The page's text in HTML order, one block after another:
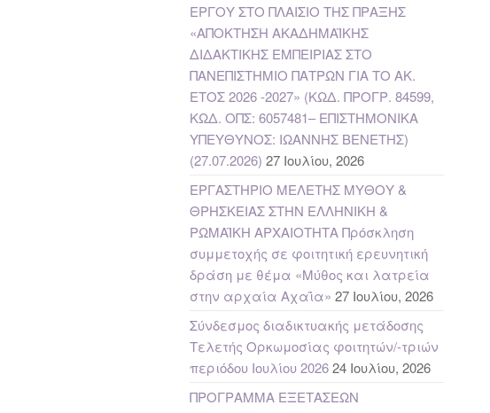
ΕΡΓΟΥ ΣΤΟ ΠΛΑΙΣΙΟ ΤΗΣ ΠΡΑΞΗΣ
«ΑΠΟΚΤΗΣΗ ΑΚΑΔΗΜΑΪΚΗΣ
ΔΙΔΑΚΤΙΚΗΣ ΕΜΠΕΙΡΙΑΣ ΣΤΟ
ΠΑΝΕΠΙΣΤΗΜΙΟ ΠΑΤΡΩΝ ΓΙΑ ΤΟ ΑΚ.
ΕΤΟΣ 2026 -2027» (ΚΩΔ. ΠΡΟΓΡ. 84599,
ΚΩΔ. ΟΠΣ: 6057481– ΕΠΙΣΤΗΜΟΝΙΚΑ
ΥΠΕΥΘΥΝΟΣ: ΙΩΑΝΝΗΣ ΒΕΝΕΤΗΣ)
(27.07.2026) 27 Ιουλίου, 2026
ΕΡΓΑΣΤΗΡΙΟ ΜΕΛΕΤΗΣ ΜΥΘΟΥ &
ΘΡΗΣΚΕΙΑΣ ΣΤΗΝ ΕΛΛΗΝΙΚΗ &
ΡΩΜΑΪΚΗ ΑΡΧΑΙΟΤΗΤΑ Πρόσκληση
συμμετοχής σε φοιτητική ερευνητική
δράση με θέμα «Μύθος και λατρεία
στην αρχαία Αχαΐα» 27 Ιουλίου, 2026
Σύνδεσμος διαδικτυακής μετάδοσης
Τελετής Ορκωμοσίας φοιτητών/-τριών
περιόδου Ιουλίου 2026 24 Ιουλίου, 2026
ΠΡΟΓΡΑΜΜΑ ΕΞΕΤΑΣΕΩΝ